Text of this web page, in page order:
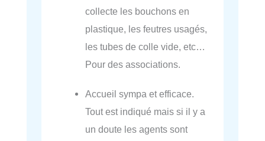
collecte les bouchons en
plastique, les feutres usagés,
les tubes de colle vide, etc…
Pour des associations.
Accueil sympa et efficace.
Tout est indiqué mais si il y a
un doute les agents sont